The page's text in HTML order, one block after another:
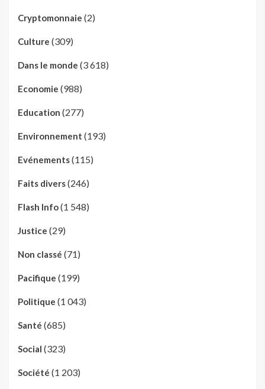
Cryptomonnaie (2)
Culture (309)
Dans le monde (3 618)
Economie (988)
Education (277)
Environnement (193)
Evénements(115)
Faits divers(246)
Flash Info(1 548)
Justice (29)
Non classé (71)
Pacifique (199)
Politique (1 043)
Santé (685)
Social (323)
Société (1 203)